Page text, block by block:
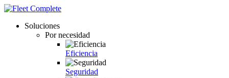
Soluciones
Por necesidad
Eficiencia
Seguridad